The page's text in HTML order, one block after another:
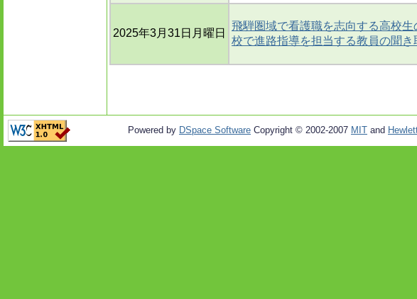
2025年3月31日月曜日
飛騨圏域で看護職を志向する高校
校で進路指導を担当する教員の聞き
Powered by DSpace Software Copyright © 2002-2007 MIT and